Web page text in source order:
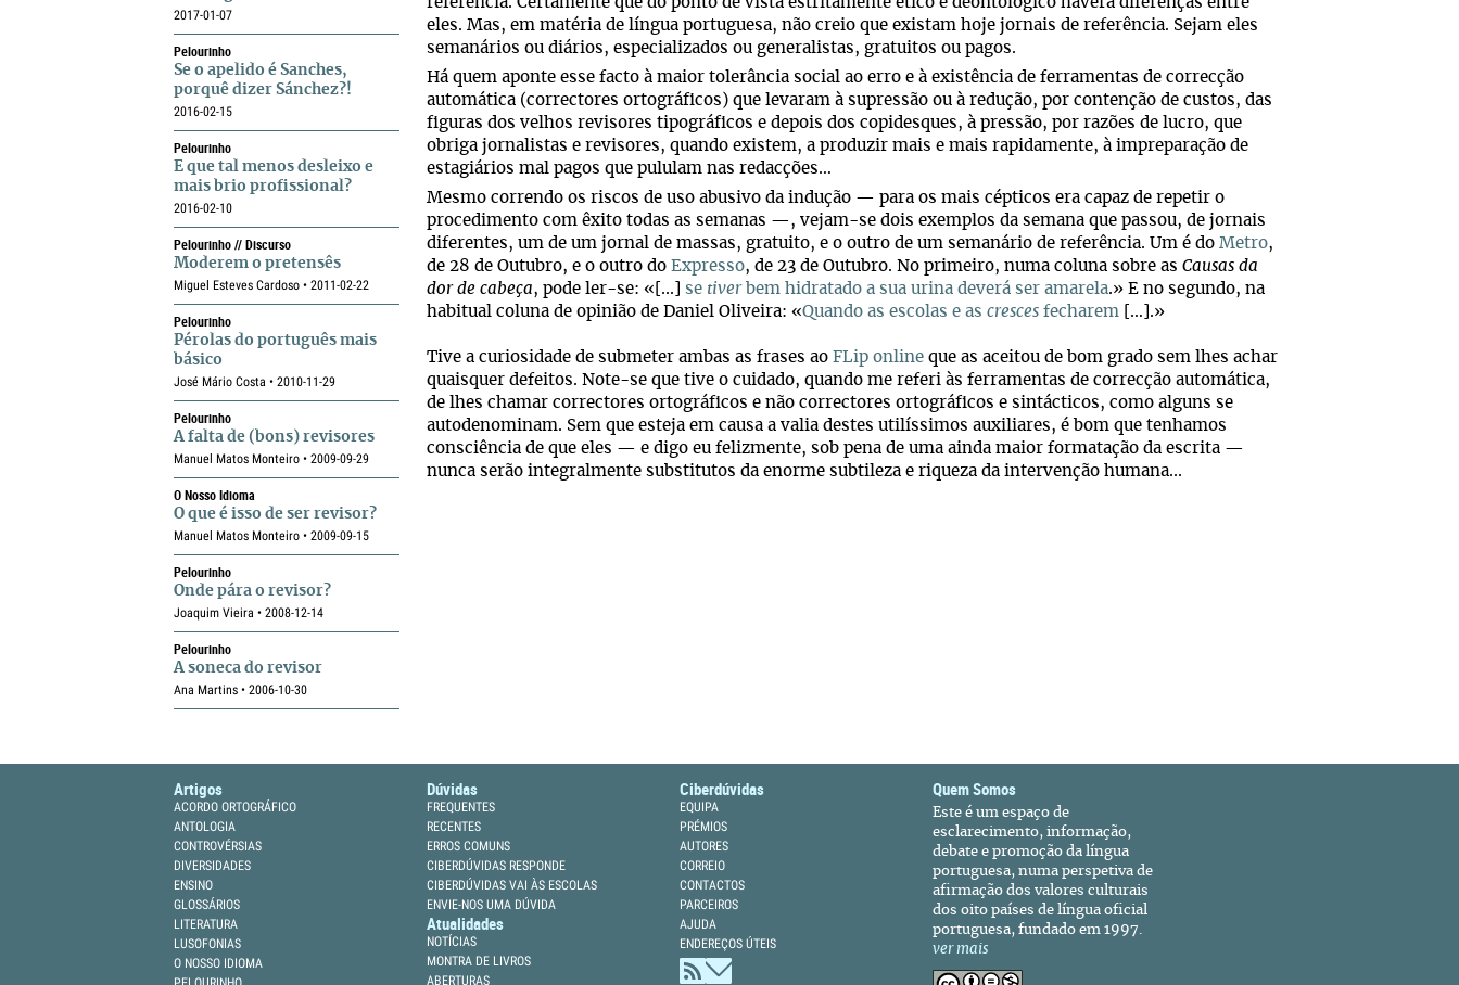
2017-01-07
Pelourinho
Se o apelido é Sanches,
porquê dizer Sánchez?!
2016-02-15
Pelourinho
E que tal menos desleixo e
mais brio profissional?
2016-02-10
Pelourinho // Discurso
Moderem o pretensês
Miguel Esteves Cardoso • 2011-02-22
Pelourinho
Pérolas do português mais
básico
José Mário Costa • 2010-11-29
Pelourinho
A falta de (bons) revisores
Manuel Matos Monteiro • 2009-09-29
O Nosso Idioma
O que é isso de ser revisor?
Manuel Matos Monteiro • 2009-09-15
Pelourinho
Onde pára o revisor?
Joaquim Vieira • 2008-12-14
Pelourinho
A soneca do revisor
Ana Martins • 2006-10-30
eles. Mas, em matéria de língua portuguesa, não creio que existam hoje jornais de referência. Sejam eles
semanários ou diários, especializados ou generalistas, gratuitos ou pagos.
Há quem aponte esse facto à maior tolerância social ao erro e à existência de ferramentas de correcção
automática (correctores ortográficos) que levaram à supressão ou à redução, por contenção de custos, das
figuras dos velhos revisores tipográficos e depois dos copidesques, à pressão, por razões de lucro, que
obriga jornalistas e revisores, quando existem, a produzir mais e mais rapidamente, à impreparação de
estagiários mal pagos que pululam nas redacções…
Mesmo correndo os riscos de uso abusivo da indução — para os mais cépticos era capaz de repetir o
procedimento com êxito todas as semanas —, vejam-se dois exemplos da semana que passou, de jornais
diferentes, um de um jornal de massas, gratuito, e o outro de um semanário de referência. Um é do Metro,
de 28 de Outubro, e o outro do Expresso, de 23 de Outubro. No primeiro, numa coluna sobre as Causas da
dor de cabeça, pode ler-se: «[...] se tiverbem hidratado a sua urina deverá ser amarela.» E no segundo, na
habitual coluna de opinião de Daniel Oliveira: «Quando as escolas e as cresces fecharem […].»
Tive a curiosidade de submeter ambas as frases ao FLip online que as aceitou de bom grado sem lhes achar
quaisquer defeitos. Note-se que tive o cuidado, quando me referi às ferramentas de correcção automática,
de lhes chamar correctores ortográficos e não correctores ortográficos e sintácticos, como alguns se
autodenominam. Sem que esteja em causa a valia destes utilíssimos auxiliares, é bom que tenhamos
consciência de que eles — e digo eu felizmente, sob pena de uma ainda maior formatação da escrita —
nunca serão integralmente substitutos da enorme subtileza e riqueza da intervenção humana...
Artigos
ACORDO ORTOGRÁFICO
ANTOLOGIA
CONTROVÉRSIAS
DIVERSIDADES
ENSINO
GLOSSÁRIOS
LITERATURA
LUSOFONIAS
O NOSSO IDIOMA
Dúvidas
FREQUENTES
RECENTES
ERROS COMUNS
CIBERDÚVIDAS RESPONDE
CIBERDÚVIDAS VAI ÀS ESCOLAS
ENVIE-NOS UMA DÚVIDA
Atualidades
NOTÍCIAS
MONTRA DE LIVROS
ABERTURAS
Ciberdúvidas
EQUIPA
PRÉMIOS
AUTORES
CORREIO
CONTACTOS
PARCEIROS
AJUDA
ENDEREÇOS ÚTEIS
Quem Somos
Este é um espaço de
esclarecimento, informação,
debate e promoção da língua
portuguesa, numa perspetiva de
afirmação dos valores culturais
dos oito países de língua oficial
portuguesa, fundado em 1997.
ver mais